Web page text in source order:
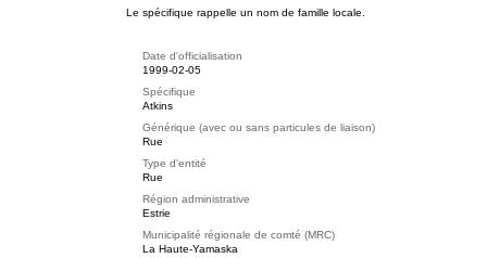
Le spécifique rappelle un nom de famille locale.
Date d'officialisation
1999-02-05
Spécifique
Atkins
Générique (avec ou sans particules de liaison)
Rue
Type d'entité
Rue
Région administrative
Estrie
Municipalité régionale de comté (MRC)
La Haute-Yamaska